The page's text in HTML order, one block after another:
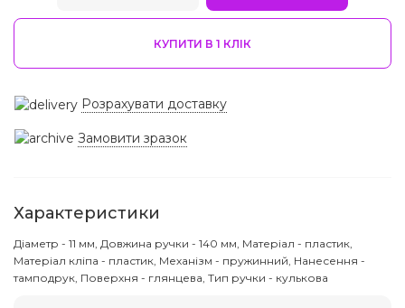
КУПИТИ В 1 КЛIК
Розрахувати доставку
Замовити зразок
Характеристики
Діаметр - 11 мм, Довжина ручки - 140 мм, Матеріал - пластик,
Матеріал кліпа - пластик, Механізм - пружинний, Нанесення -
тамподрук, Поверхня - глянцева, Тип ручки - кулькова